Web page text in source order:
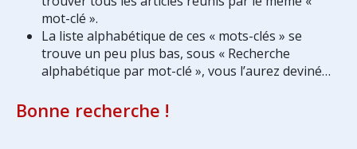
mot-clé ».
La liste alphabétique de ces « mots-clés » se
trouve un peu plus bas, sous « Recherche
alphabétique par mot-clé », vous l’aurez deviné…
Bonne recherche !